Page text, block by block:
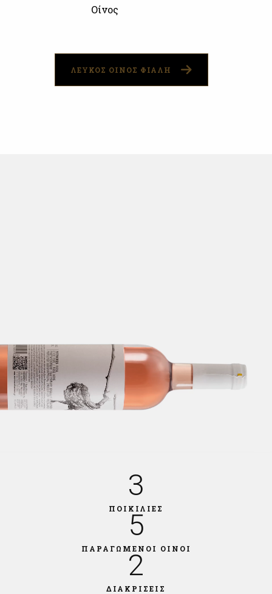
Οίνος
ΛΕΥΚΟΣ ΟΙΝΟΣ ΦΙΑΛΗ
3
ΠΟΙΚΙΛΙΕΣ
5
ΠΑΡΑΓΩΜΕΝΟΙ ΟΙΝΟΙ
2
ΔΙΑΚΡΙΣΕΙΣ